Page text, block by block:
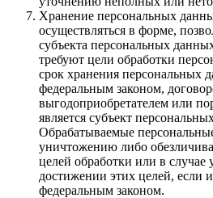
Хранение персональных
осуществляться в форме,
субъекта персональных
требуют цели обработки
срок хранения персональных
федеральным законом,
выгодоприобретателем или
является субъект
Обрабатываемые
уничтожению либо
целей обработки или в случае
достижении этих целей, если
федеральным законом.